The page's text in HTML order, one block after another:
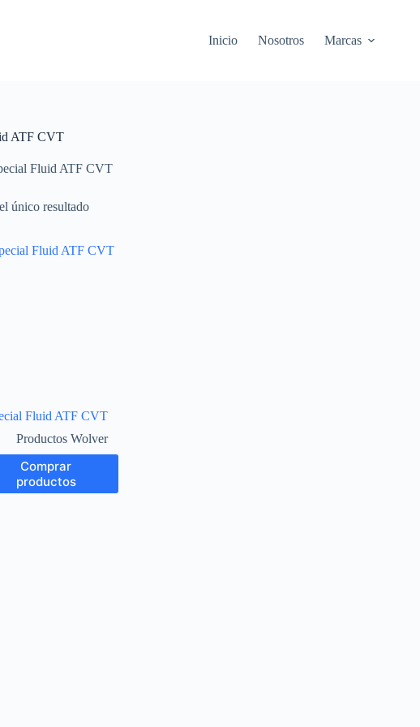
Inicio Nosotros Marcas
ATF CVT
Fluid ATF CVT
único resultado
Fluid ATF CVT
Productos Wolver
Comprar
productos